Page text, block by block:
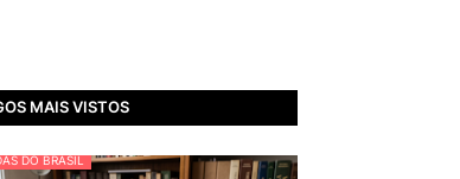
MAIS VISTOS
DO BRASIL